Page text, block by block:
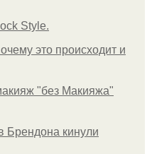
Style.
это происходит и
"без Макияжа"
Брендона кинули